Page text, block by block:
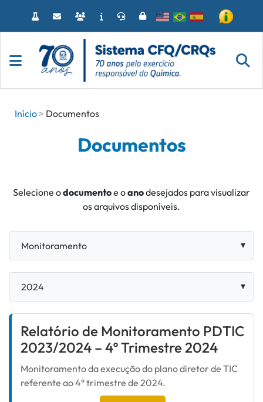
o
Início
Documentos
Documentos
Selecione odocumentoe oanodesejados para visualizar
os arquivos disponíveis.
Relatório de Monitoramento PDTIC
2023/2024 – 4º Trimestre 2024
Monitoramento da execução do plano diretor de TIC
referente ao 4° trimestre de 2024.